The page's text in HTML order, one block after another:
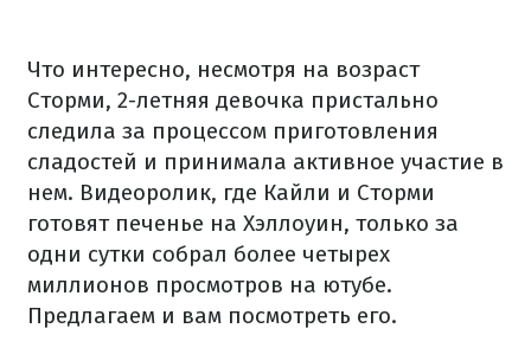
Что интересно, несмотря на возраст
Сторми, 2-летняя девочка пристально
следила за процессом приготовления
сладостей и принимала активное участие в
нем. Видеоролик, где Кайли и Сторми
готовят печенье на Хэллоуин, только за
одни сутки собрал более четырех
миллионов просмотров на ютубе.
Предлагаем и вам посмотреть его.